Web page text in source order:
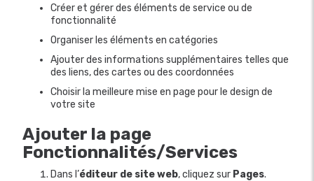
Créer et gérer des éléments de service ou de
fonctionnalité
Organiser les éléments en catégories
Ajouter des informations supplémentaires telles que
des liens, des cartes ou des coordonnées
Choisir la meilleure mise en page pour le design de
votre site
Ajouter la page
Fonctionnalités/Services
Dans l’éditeur de site web, cliquez sur Pages.